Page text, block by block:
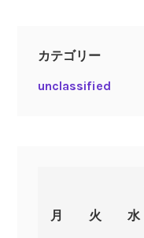
カテゴリー
unclassified
月 火 水